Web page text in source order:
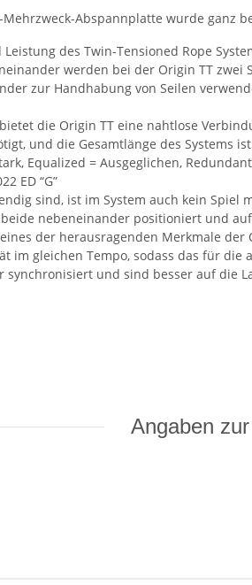
Abspannplatte wurde ganz
des Twin-Tensioned Rope
werden bei der Origin TT
zur Handhabung von Seilen
die Origin TT eine nahtlose
und die Gesamtlänge des Systems
Equalized = Ausgeglichen,
ED “G”
sind, ist im System auch kein
nebeneinander positioniert und
der herausragenden Merkmale der
im gleichen Tempo, sodass das für
und sind besser auf die
Angaben